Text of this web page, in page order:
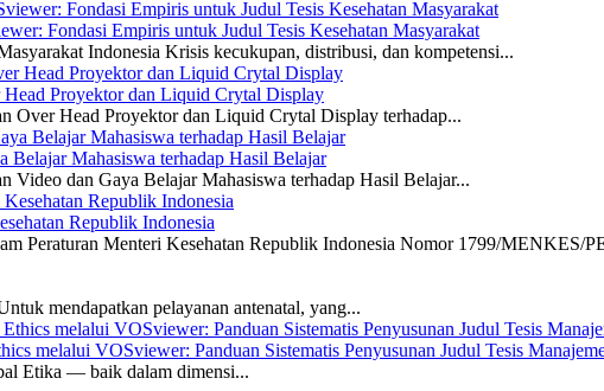
Fondasi Empiris untuk Judul Tesis Kesehatan Masyarakat
Indonesia Krisis kecukupan, distribusi, dan kompetensi...
Head Proyektor dan Liquid Crytal Display
Over Head Proyektor dan Liquid Crytal Display terhadap...
Belajar Mahasiswa terhadap Hasil Belajar
Video dan Gaya Belajar Mahasiswa terhadap Hasil Belajar...
Republik Indonesia
Peraturan Menteri Kesehatan Republik Indonesia Nomor 1799/MENKES/
mendapatkan pelayanan antenatal, yang...
melalui VOSviewer: Panduan Sistematis Penyusunan Judul Tesis
Etika — baik dalam dimensi...